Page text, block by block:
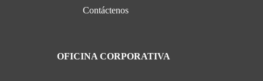
Contáctenos
OFICINA CORPORATIVA